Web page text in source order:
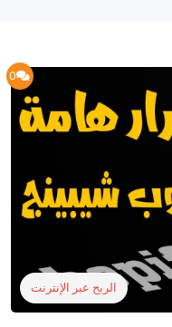
0
الربح عبر الإنترنت